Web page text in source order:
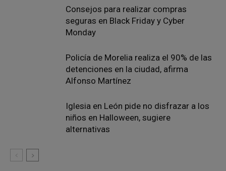
Consejos para realizar compras
seguras en Black Friday y Cyber
Monday
Policía de Morelia realiza el 90% de las
detenciones en la ciudad, afirma
Alfonso Martínez
Iglesia en León pide no disfrazar a los
niños en Halloween, sugiere
alternativas